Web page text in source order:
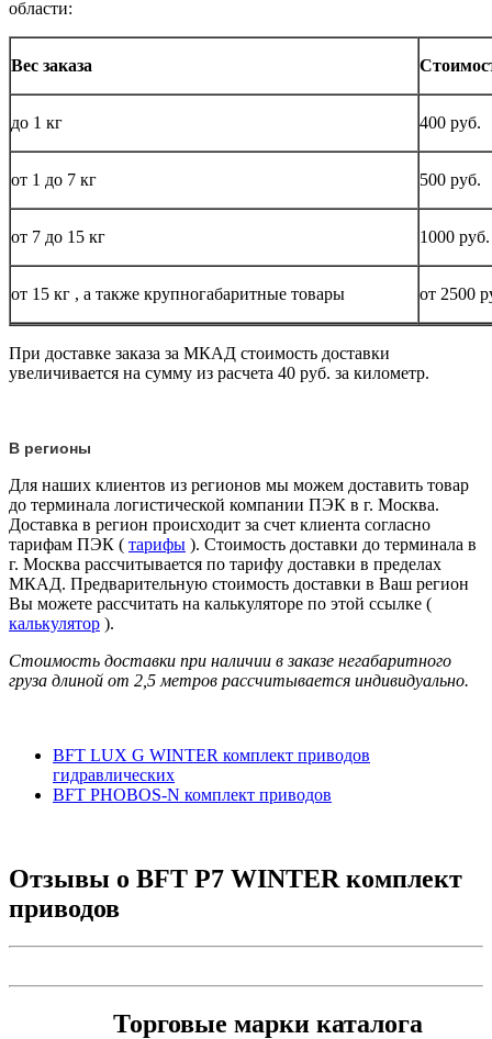
области:
Вес заказа
до 1 кг 400 руб.
от 1 до 7 кг 500 руб.
от 7 до 15 кг 1000 руб.
от 15 кг , а также крупногабаритные товары от 2500
При доставке заказа за МКАД стоимость доставки
увеличивается на сумму из расчета 40 руб. за километр.
В регионы
Для наших клиентов из регионов мы можем доставить товар
до терминала логистической компании ПЭК в г. Москва.
Доставка в регион происходит за счет клиента согласно
тарифам ПЭК ( тарифы ). Стоимость доставки до терминала в
г. Москва рассчитывается по тарифу доставки в пределах
МКАД. Предварительную стоимость доставки в Ваш регион
Вы можете рассчитать на калькуляторе по этой ссылке (
калькулятор ).
Стоимость доставки при наличии в заказе негабаритного
груза длиной от 2,5 метров рассчитывается индивидуально.
BFT LUX G WINTER комплект приводов
гидравлических
BFT PHOBOS-N комплект приводов
Отзывы о BFT P7 WINTER комплект
приводов
Торговые марки каталога